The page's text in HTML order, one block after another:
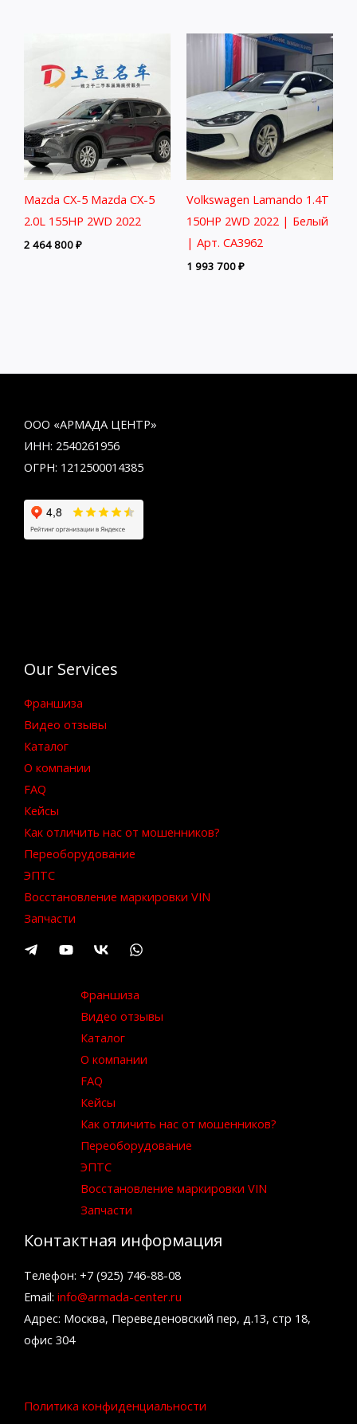
Mazda CX-5 Mazda CX-5
2.0L 155HP 2WD 2022
2 464 800₽
Volkswagen Lamando 1.4T
150HP 2WD 2022 | Белый
| Арт. CA3962
1 993 700₽
ООО «АРМАДА ЦЕНТР»
ИНН: 2540261956
ОГРН: 1212500014385
Our Services
Франшиза
Видео отзывы
Каталог
О компании
FAQ
Кейсы
Как отличить нас от мошенников?
Переоборудование
ЭПТС
Восстановление маркировки VIN
Запчасти
Франшиза
Видео отзывы
Каталог
О компании
FAQ
Кейсы
Как отличить нас от мошенников?
Переоборудование
ЭПТС
Восстановление маркировки VIN
Запчасти
Контактная информация
Телефон: +7 (925) 746-88-08
Email: info@armada-center.ru
Адрес: Москва, Переведеновский пер, д.13, стр 18,
офис 304
Политика конфиденциальности